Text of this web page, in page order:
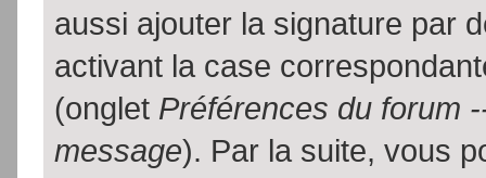
aussi ajouter la signature par
activant la case
(onglet Préférences du forum
message). Par la suite, vous